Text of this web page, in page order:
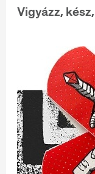
Vigyázz,